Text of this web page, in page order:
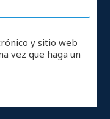
y sitio web
vez que haga un